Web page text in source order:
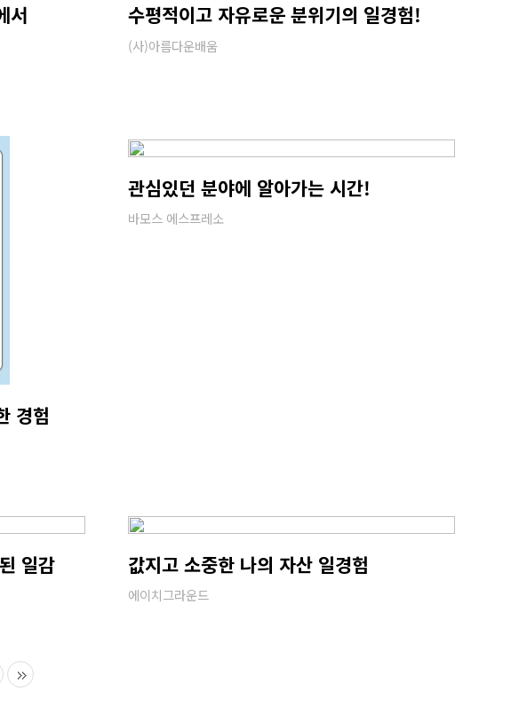
서
수평적이고 자유로운 분위기의 일경험!
(사)아름다운배움
경험
관심있던 분야에 알아가는 시간!
바모스 에스프레소
일감 값지고 소중한 나의 자산 일경험
에이치그라운드